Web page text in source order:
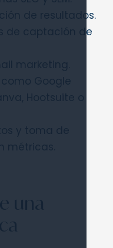
de resultados.
de captación de
una